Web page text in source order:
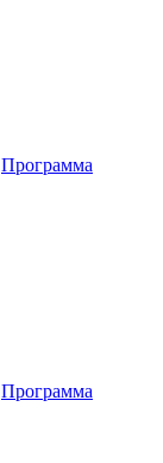
Программа
Программа